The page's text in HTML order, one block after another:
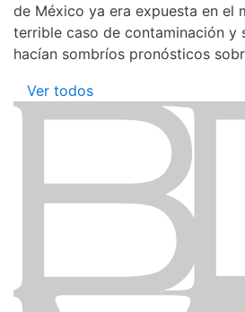
de México ya era expuesta en el
terrible caso de contaminación y
hacían sombríos pronósticos
Ver todos